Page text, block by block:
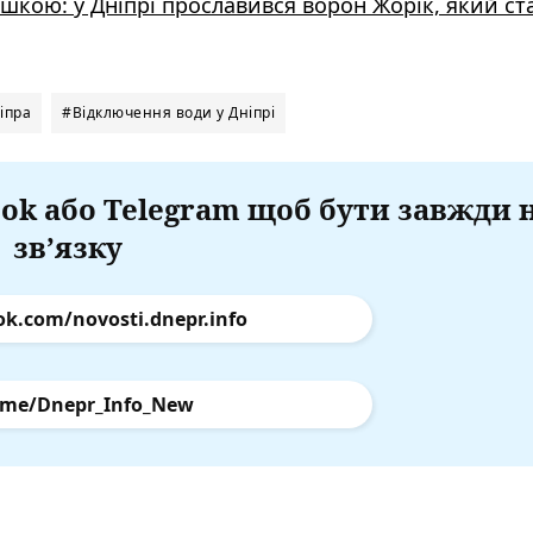
#Відключення води у Дніпрі
або Telegram щоб бути завжди
зв’язку
novosti.dnepr.info
Dnepr_Info_New